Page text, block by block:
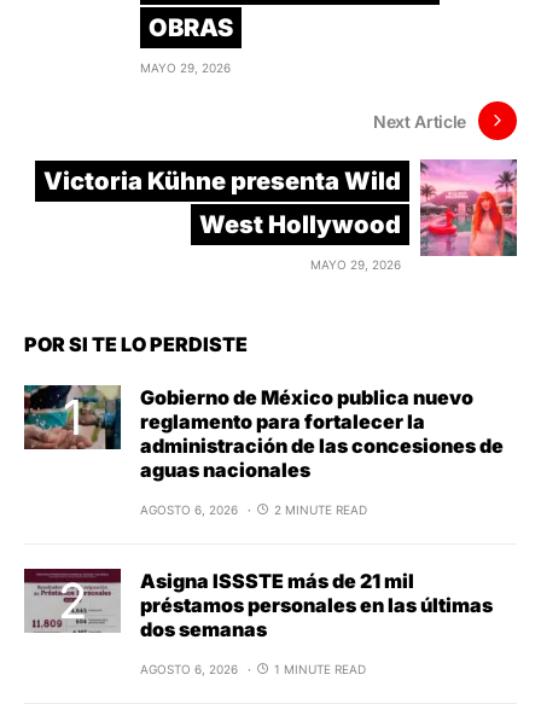
OBRAS
MAYO 29, 2026
Next Article
Victoria Kühne presenta Wild
West Hollywood
MAYO 29, 2026
POR SI TE LO PERDISTE
Gobierno de México publica nuevo
reglamento para fortalecer la
administración de las concesiones de
aguas nacionales
AGOSTO 6, 2026 2 MINUTE READ
Asigna ISSSTE más de 21 mil
préstamos personales en las últimas
dos semanas
AGOSTO 6, 2026 1 MINUTE READ